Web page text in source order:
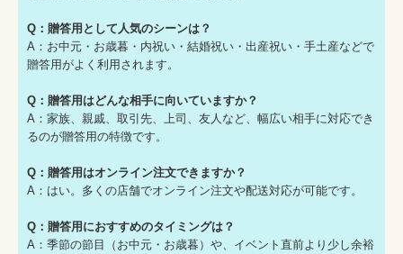
Q：贈答用として人気のシーンは？
A：お中元・お歳暮・内祝い・結婚祝い・出産祝い・手土産などで
贈答用がよく利用されます。
Q：贈答用はどんな相手に向いていますか？
A：家族、親戚、取引先、上司、友人など、幅広い相手に対応でき
るのが贈答用の特徴です。
Q：贈答用はオンライン注文できますか？
A：はい。多くの店舗でオンライン注文や配送対応が可能です。
Q：贈答用におすすめのタイミングは？
A：季節の節目（お中元・お歳暮）や、イベント直前より少し余裕